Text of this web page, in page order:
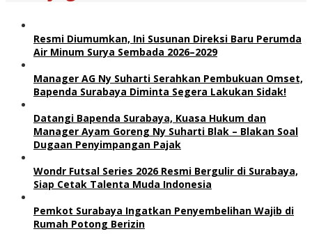
Resmi Diumumkan, Ini Susunan Direksi Baru Perumda
Air Minum Surya Sembada 2026–2029
Manager AG Ny Suharti Serahkan Pembukuan Omset,
Bapenda Surabaya Diminta Segera Lakukan Sidak!
Datangi Bapenda Surabaya, Kuasa Hukum dan
Manager Ayam Goreng Ny Suharti Blak – Blakan Soal
Dugaan Penyimpangan Pajak
Wondr Futsal Series 2026 Resmi Bergulir di Surabaya,
Siap Cetak Talenta Muda Indonesia
Pemkot Surabaya Ingatkan Penyembelihan Wajib di
Rumah Potong Berizin